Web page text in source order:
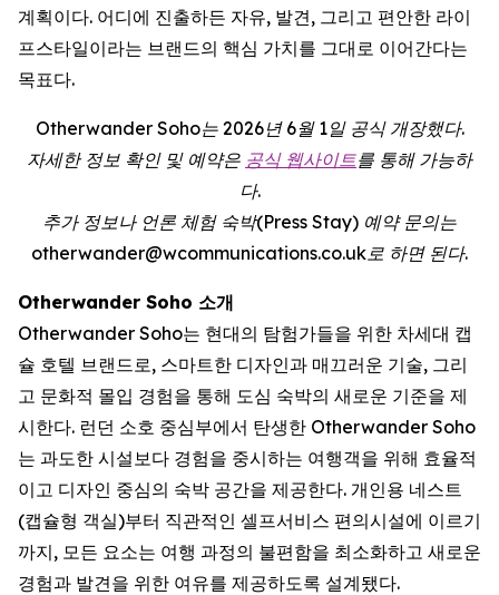
계획이다. 어디에 진출하든 자유, 발견, 그리고 편안한 라이
프스타일이라는 브랜드의 핵심 가치를 그대로 이어간다는
목표다.
Otherwander Soho는 2026년 6월 1일 공식 개장했다.
자세한 정보 확인 및 예약은 공식 웹사이트를 통해 가능하
다.
추가 정보나 언론 체험 숙박(Press Stay) 예약 문의는
otherwander@wcommunications.co.uk로 하면 된다.
Otherwander Soho 소개
Otherwander Soho는 현대의 탐험가들을 위한 차세대 캡
슐 호텔 브랜드로, 스마트한 디자인과 매끄러운 기술, 그리
고 문화적 몰입 경험을 통해 도심 숙박의 새로운 기준을 제
시한다. 런던 소호 중심부에서 탄생한 Otherwander Soho
는 과도한 시설보다 경험을 중시하는 여행객을 위해 효율적
이고 디자인 중심의 숙박 공간을 제공한다. 개인용 네스트
(캡슐형 객실)부터 직관적인 셀프서비스 편의시설에 이르기
까지, 모든 요소는 여행 과정의 불편함을 최소화하고 새로운
경험과 발견을 위한 여유를 제공하도록 설계됐다.